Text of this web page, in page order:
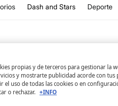
Dash and Stars Deporte
propias y de terceros para gestionar la
y mostrarte publicidad acorde con tus
el uso de todas las cookies o en
o rechazar. +INFO